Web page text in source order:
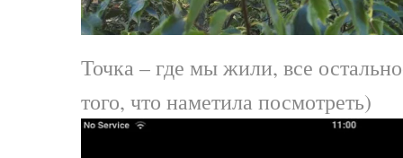
Точка – где мы жили, все
того, что наметила посмотреть)